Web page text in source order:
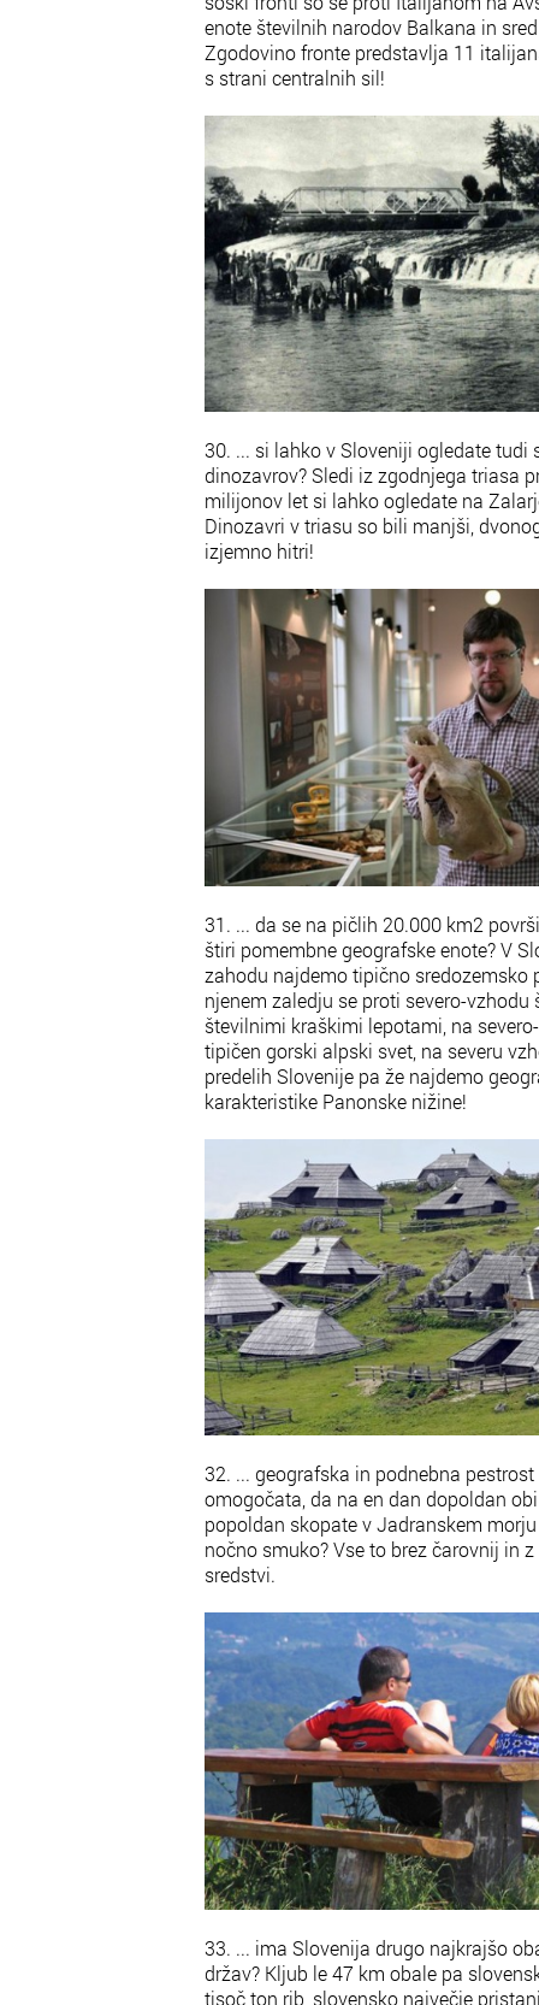
enote številnih narodov Balkana in
Zgodovino fronte predstavlja 11
s strani centralnih sil!
30. ... si lahko v Sloveniji ogledate tudi
dinozavrov? Sledi iz zgodnjega triasa
milijonov let si lahko ogledate na
Dinozavri v triasu so bili manjši,
izjemno hitri!
31. ... da se na pičlih 20.000 km2
štiri pomembne geografske enote? V
zahodu najdemo tipično sredozemsko
njenem zaledju se proti severo-
številnimi kraškimi lepotami, na
tipičen gorski alpski svet, na severu
predelih Slovenije pa že najdemo
karakteristike Panonske nižine!
32. ... geografska in podnebna
omogočata, da na en dan dopoldan
popoldan skopate v Jadranskem
nočno smuko? Vse to brez čarovnij in
sredstvi.
33. ... ima Slovenija drugo najkrajšo
držav? Kljub le 47 km obale pa
tisoč ton rib, slovensko največje